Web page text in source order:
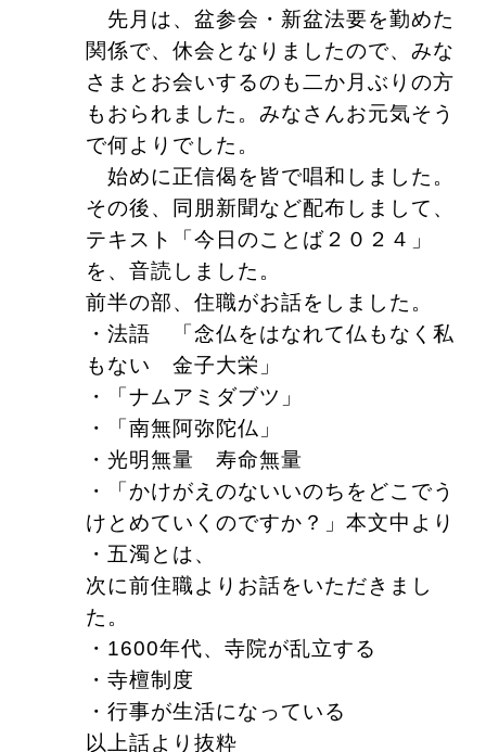
先月は、盆参会・新盆法要を勤めた
関係で、休会となりましたので、みな
さまとお会いするのも二か月ぶりの方
もおられました。みなさんお元気そう
で何よりでした。
始めに正信偈を皆で唱和しました。
その後、同朋新聞など配布しまして、
テキスト「今日のことば２０２４」
を、音読しました。
前半の部、住職がお話をしました。
・法語 「念仏をはなれて仏もなく私
もない 金子大栄」
・「ナムアミダブツ」
・「南無阿弥陀仏」
・光明無量 寿命無量
・「かけがえのないいのちをどこでう
けとめていくのですか？」本文中より
・五濁とは、
次に前住職よりお話をいただきまし
た。
・1600年代、寺院が乱立する
・寺檀制度
・行事が生活になっている
以上話より抜粋